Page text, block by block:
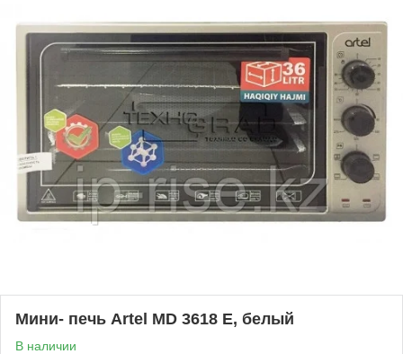
Мини- печь Artel MD 3618 E, белый
В наличии